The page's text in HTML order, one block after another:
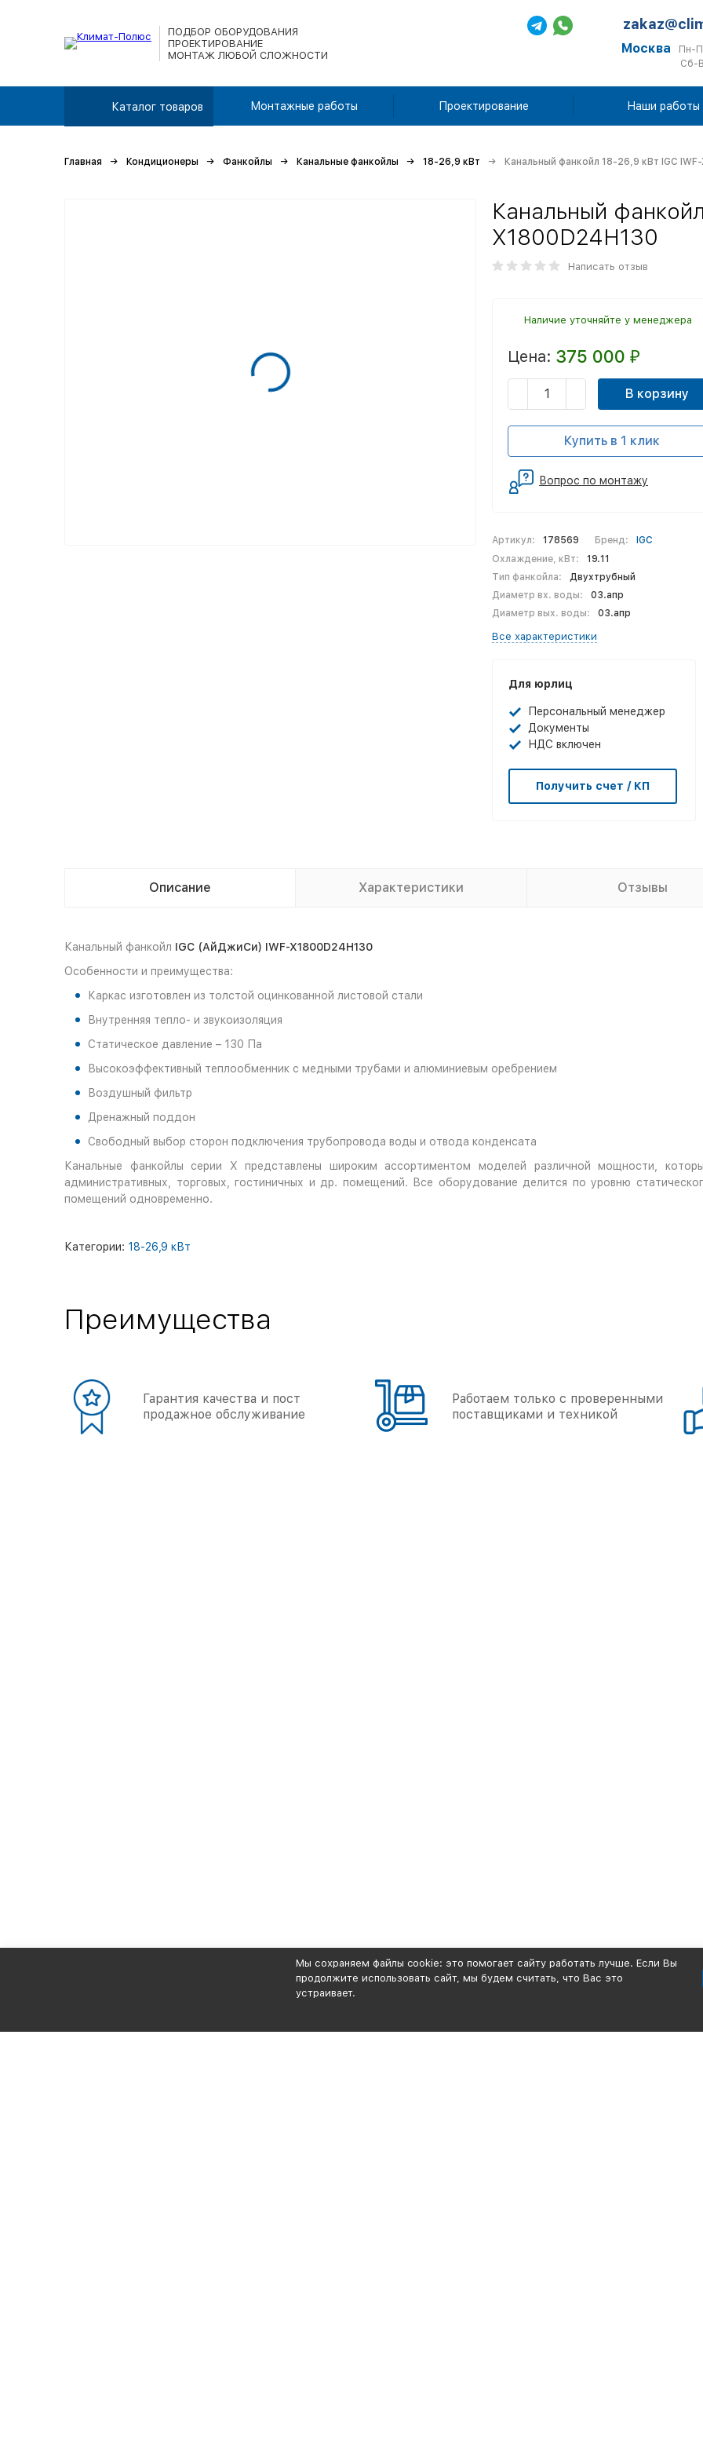
ПОДБОР ОБОРУДОВАНИЯ
ПРОЕКТИРОВАНИЕ
МОНТАЖ ЛЮБОЙ СЛОЖНОСТИ
Москва
Пн-
Сб-
Каталог товаров Монтажные работы Проектирование Наши работы
Главная Кондиционеры Фанкойлы Канальные фанкойлы 18-26,9 кВт Канальный фанкойл 18-26,9 кВт IGC
Канальный
X1800D24H130
Написать отзыв
Артикул: 178569 Бренд:
IGC
Охлаждение, кВт:
19.11
Тип фанкойла:
Двухтрубный
Диаметр вх. воды:
03.апр
Диаметр вых. воды:
03.апр
Все характеристики
Для юрлиц
Персональный менеджер
Документы
НДС включен
Получить счет / КП
Наличие уточняйте у менеджера
Цена: 375 000 ₽
В корзину
Купить в 1 клик
Вопрос по монтажу
Описание Характеристики Отзывы
Канальный фанкойл IGC (АйДжиСи) IWF-X1800D24H130
Особенности и преимущества:
Каркас изготовлен из толстой оцинкованной листовой стали
Внутренняя тепло- и звукоизоляция
Статическое давление – 130 Па
Высокоэффективный теплообменник с медными трубами и алюминиевым оребрением
Воздушный фильтр
Дренажный поддон
Свободный выбор сторон подключения трубопровода воды и отвода конденсата
Канальные фанкойлы серии Х представлены широким ассортиментом моделей различной мощности,
административных, торговых, гостиничных и др. помещений. Все оборудование делится по уровню
помещений одновременно.
Категории: 18-26,9 кВт
Преимущества
Гарантия качества и пост
продажное обслуживание
Работаем только с проверенными
поставщиками и техникой
Мы сохраняем файлы cookie: это помогает сайту работать лучше. Если Вы
продолжите использовать сайт, мы будем считать, что Вас это
устраивает.